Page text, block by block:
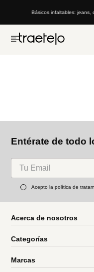
Básicos infaltables: jeans,
Entérate de todo
Acepto la política de
Acerca de nosotros
Categorías
Marcas